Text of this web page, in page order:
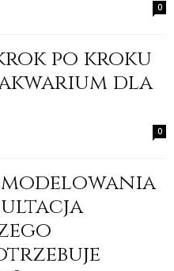
0
po kroku
dla
0